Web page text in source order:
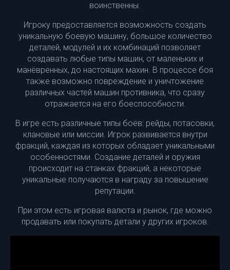
воинственны.
Игроку предоставляется возможность создать
уникальную боевую машину, большое количество
деталей, модулей и их комбинаций позволяет
создавать любые типы машин, от маленьких и
манёвренных, до настоящих махин. В процессе боя
также возможно повреждение и уничтожение
различных частей машин противника, что сразу
отражается на его боеспособности.
В игре есть различные типы боёв: рейды, потасовки,
клановые или миссии. Игрок развивается внутри
фракций, каждая из которых обладает уникальными
особенностями. Создание деталей и оружия
происходит на станках фракций, а некоторые
уникальные получаются в награду за повышение
репутации.
При этом есть игровая валюта и рынок, где можно
продавать или покупать детали у других игроков.